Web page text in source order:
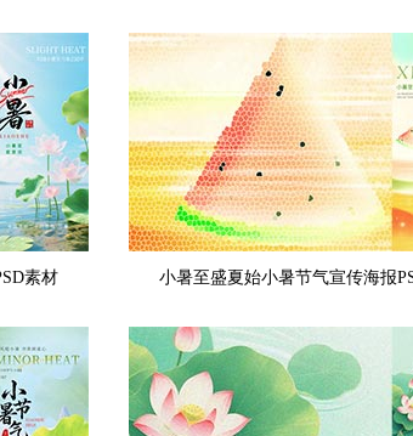
素材 小暑至盛夏始小暑节气宣传海报